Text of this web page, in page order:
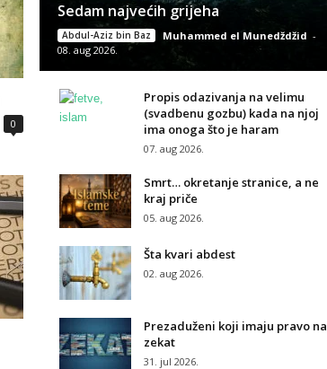
0
Sedam najvećih grijeha
Abdul-Aziz bin Baz Muhammed el Munedždžid -
08. aug 2026.
Propis odazivanja na velimu
(svadbenu gozbu) kada na njoj
ima onoga što je haram
07. aug 2026.
Smrt… okretanje stranice, a ne
kraj priče
05. aug 2026.
Šta kvari abdest
02. aug 2026.
Prezaduženi koji imaju pravo na
zekat
31. jul 2026.